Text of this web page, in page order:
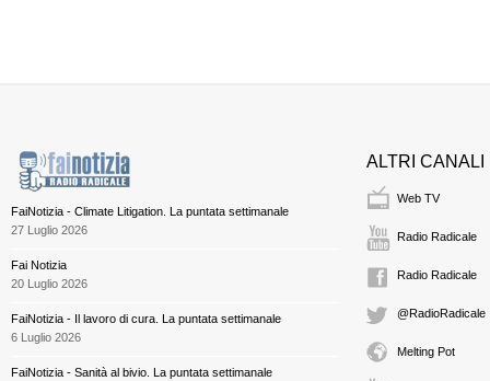
FaiNotizia - Climate Litigation. La puntata settimanale
27 Luglio 2026
Fai Notizia
20 Luglio 2026
FaiNotizia - Il lavoro di cura. La puntata settimanale
6 Luglio 2026
FaiNotizia - Sanità al bivio. La puntata settimanale
ALTRI CANALI
Web TV
Radio Radicale
Radio Radicale
@RadioRadicale
Melting Pot